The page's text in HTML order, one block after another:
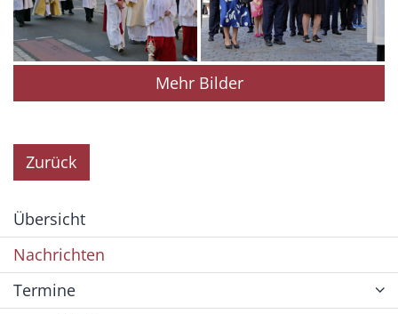
Mehr Bilder
Zurück
Übersicht
Nachrichten
Termine